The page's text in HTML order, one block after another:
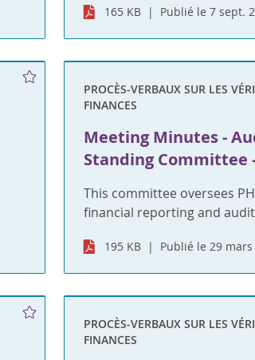
165 KB Publié le 7 sept.
PROCÈS-VERBAUX SUR LES
FINANCES
Meeting Minutes -
Standing Committee
This committee oversees
financial reporting and
195 KB Publié le 29 mars
PROCÈS-VERBAUX SUR LES
FINANCES